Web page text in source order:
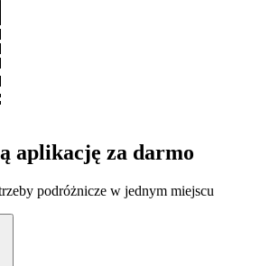
aplikację za darmo
podróżnicze w jednym miejscu